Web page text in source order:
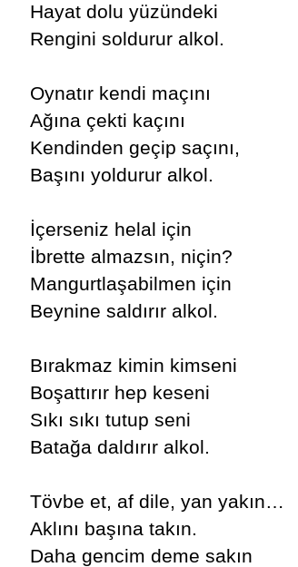
Hayat dolu yüzündeki
Rengini soldurur alkol.
Oynatır kendi maçını
Ağına çekti kaçını
Kendinden geçip saçını,
Başını yoldurur alkol.
İçerseniz helal için
İbrette almazsın, niçin?
Mangurtlaşabilmen için
Beynine saldırır alkol.
Bırakmaz kimin kimseni
Boşattırır hep keseni
Sıkı sıkı tutup seni
Batağa daldırır alkol.
Tövbe et, af dile, yan yakın…
Aklını başına takın.
Daha gencim deme sakın